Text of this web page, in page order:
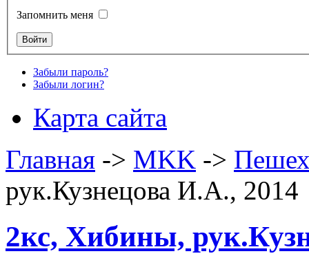
Запомнить меня
Забыли пароль?
Забыли логин?
Карта сайта
Главная -> MKK ->
рук.Кузнецова И.А., 2014
2кс, Хибины,